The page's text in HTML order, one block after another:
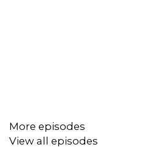
More episodes
View all episodes